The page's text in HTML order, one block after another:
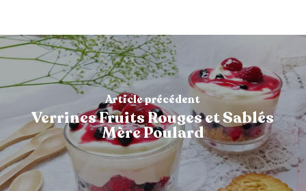
Article précédent
Verrines Fruits Rouges et Sablés
Mère Poulard